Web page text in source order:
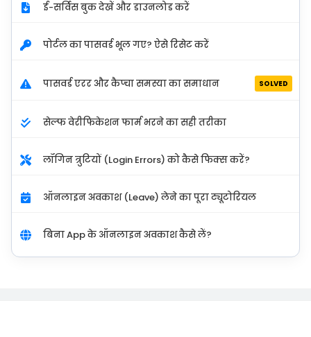
ई-सर्विस बुक देखें और डाउनलोड करें
पोर्टल का पासवर्ड भूल गए? ऐसे रिसेट करें
पासवर्ड एरर और कैप्चा समस्या का समाधान SOLVED
सेल्फ वेरीफिकेशन फार्म भरने का सही तरीका
लॉगिन त्रुटियों (Login Errors) को कैसे फिक्स करें?
ऑनलाइन अवकाश (Leave) लेने का पूरा ट्यूटोरियल
बिना App के ऑनलाइन अवकाश कैसे लें?